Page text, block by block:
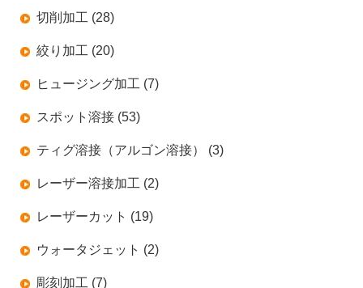
切削加工 (28)
絞り加工 (20)
ヒュージング加工 (7)
スポット溶接 (53)
ティグ溶接（アルゴン溶接） (3)
レーザー溶接加工 (2)
レーザーカット (19)
ウォータジェット (2)
彫刻加工 (7)